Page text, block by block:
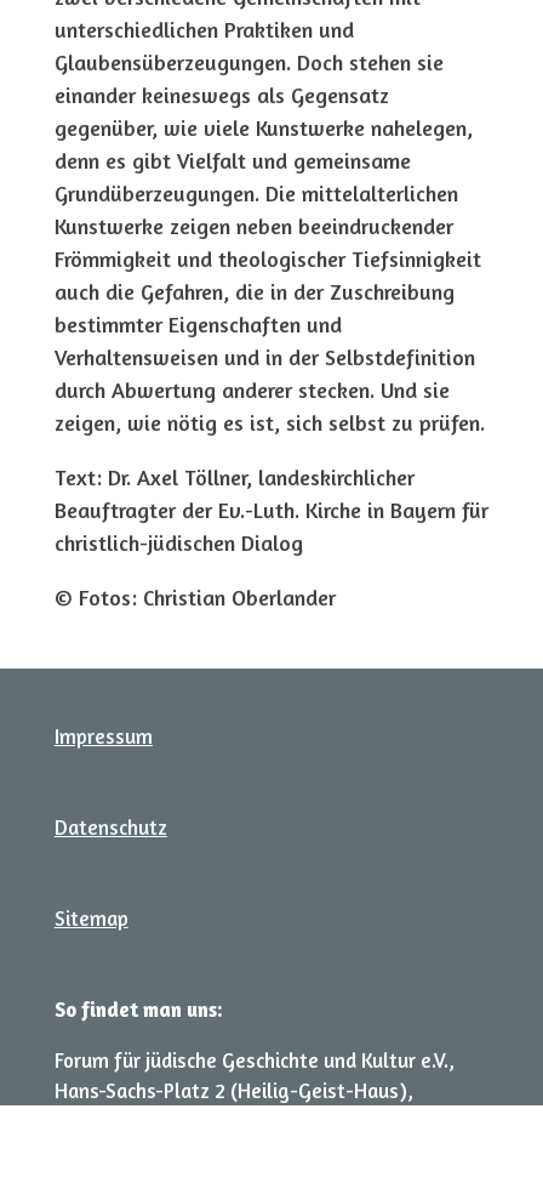
unterschiedlichen Praktiken und
Glaubensüberzeugungen. Doch stehen sie
einander keineswegs als Gegensatz
gegenüber, wie viele Kunstwerke nahelegen,
denn es gibt Vielfalt und gemeinsame
Grundüberzeugungen. Die mittelalterlichen
Kunstwerke zeigen neben beeindruckender
Frömmigkeit und theologischer Tiefsinnigkeit
auch die Gefahren, die in der Zuschreibung
bestimmter Eigenschaften und
Verhaltensweisen und in der Selbstdefinition
durch Abwertung anderer stecken. Und sie
zeigen, wie nötig es ist, sich selbst zu prüfen.
Text: Dr. Axel Töllner, landeskirchlicher
Beauftragter der Ev.-Luth. Kirche in Bayern für
christlich-jüdischen Dialog
© Fotos: Christian Oberlander
Impressum
Datenschutz
Sitemap
So findet man uns:
Forum für jüdische Geschichte und Kultur e.V.,
Hans-Sachs-Platz 2 (Heilig-Geist-Haus),